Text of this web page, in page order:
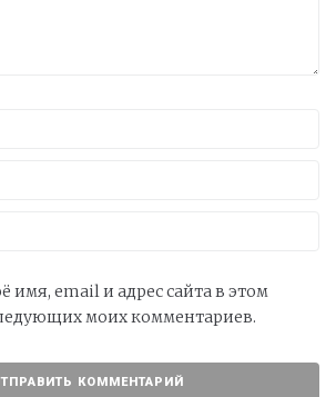
имя, email и адрес сайта в этом
моих комментариев.